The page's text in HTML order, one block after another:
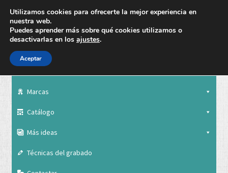
Marcas
Catálogo
Más ideas
Técnicas del grabado
Utilizamos cookies para ofrecerte la mejor experiencia en
nuestra web.
Puedes aprender más sobre qué cookies utilizamos o
desactivarlas en los ajustes.
Aceptar